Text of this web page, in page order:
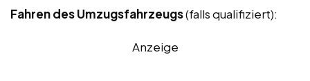
Fahren des Umzugsfahrzeugs(falls qualifiziert):
Anzeige